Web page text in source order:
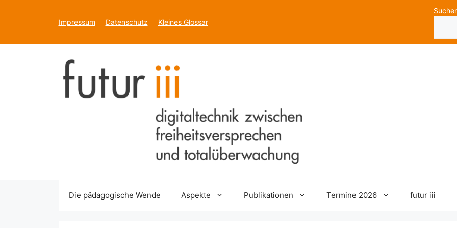
Impressum Datenschutz Kleines Glossar
Die pädagogische Wende Aspekte Publikationen Termine 2026 futur iii